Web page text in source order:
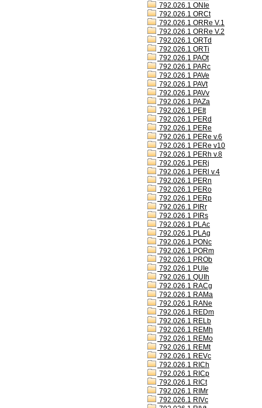
792.026.1 ONIe
792.026.1 ORCt
792.026.1 ORRe V.1
792.026.1 ORRe V.2
792.026.1 ORTd
792.026.1 ORTi
792.026.1 PAOt
792.026.1 PARc
792.026.1 PAVe
792.026.1 PAVt
792.026.1 PAVv
792.026.1 PAZa
792.026.1 PEIt
792.026.1 PERd
792.026.1 PERe
792.026.1 PERe v.6
792.026.1 PERe v10
792.026.1 PERh v.8
792.026.1 PERj
792.026.1 PERl v.4
792.026.1 PERn
792.026.1 PERo
792.026.1 PERp
792.026.1 PIRr
792.026.1 PIRs
792.026.1 PLAc
792.026.1 PLAg
792.026.1 PONc
792.026.1 PORm
792.026.1 PROb
792.026.1 PUIe
792.026.1 QUIh
792.026.1 RACg
792.026.1 RAMa
792.026.1 RANe
792.026.1 REDm
792.026.1 RELb
792.026.1 REMh
792.026.1 REMo
792.026.1 REMt
792.026.1 REVc
792.026.1 RICh
792.026.1 RICp
792.026.1 RICt
792.026.1 RIMr
792.026.1 RIVc